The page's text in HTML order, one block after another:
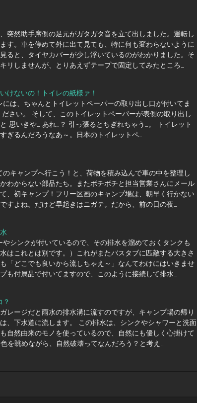
突然助手席側の足元がガタガタ音を立て出しました。運転し
す。車を停めて外に出て見ても、特に何も変わらないように
ると、タイヤカバーが少し浮いているのがわかりました。そ
リしませんが、とりあえずテープで固定してみたところ…
けないの！トイレの紙様ァ！
には、ちゃんとトイレットペーパーの取り出し口が付いてま
さい。 そして、このトイレットペーパーが表側の取り出し
思いきや… あれ…？ 引っ張るとちぎれちゃう…。 トイレット
ぎるんだろうなあ～。日本のトイレットペ…
のキャンプへ行こう！と、荷物を積み込んで車の中を整理し
わからない部品たち。またボチボチと担当営業さんにメール
、初キャンプ！フリー区画のキャンプ場は、朝早く行かない
すよね。だけど早起きはニガテ。だから、前の日の夜…
やシンクが付いているので、その排水を溜めておくタンクも
はこれとは別です。）これがまたバスタブに匹敵する大きさ
「どこでも良いから流しちゃえ～」なんてわけにはいきませ
も付属品で付いてますので、このように接続して排水…
？
レージだと雨水の排水溝に流すのですが、キャンプ場の帰り
、下水道に流します。 この排水は、シンクやシャワーと洗面
自然由来のモノを使っているので、自然にも優しく心掛けて
を眺めながら、自然破壊ってなんだろう？と考え…